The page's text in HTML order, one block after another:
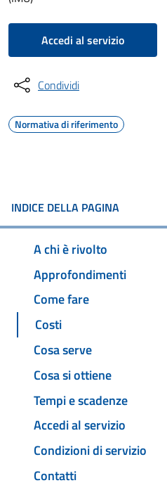
Accedi al servizio
Condividi
Normativa di riferimento
INDICE DELLA PAGINA
A chi è rivolto
Approfondimenti
Come fare
Costi
Cosa serve
Cosa si ottiene
Tempi e scadenze
Accedi al servizio
Condizioni di servizio
Contatti